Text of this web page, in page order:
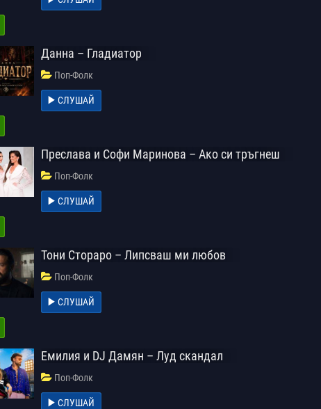
Данна – Гладиатор
Поп-Фолк
СЛУШАЙ
Преслава и Софи Маринова – Ако си тръгнеш
Поп-Фолк
СЛУШАЙ
Тони Стораро – Липсваш ми любов
Поп-Фолк
СЛУШАЙ
Емилия и DJ Дамян – Луд скандал
Поп-Фолк
СЛУШАЙ